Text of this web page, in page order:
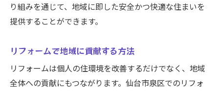
り組みを通じて、地域に即した安全かつ快適な住まいを
提供することができます。
リフォームで地域に貢献する方法
リフォームは個人の住環境を改善するだけでなく、地域
全体への貢献にもつながります。仙台市泉区でのリフォ